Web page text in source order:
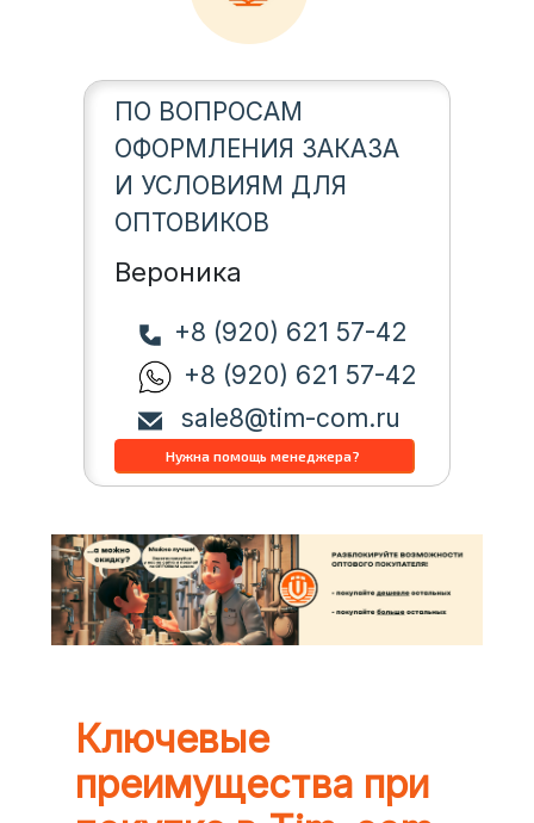
ПО ВОПРОСАМ
ОФОРМЛЕНИЯ ЗАКАЗА
И УСЛОВИЯМ ДЛЯ
ОПТОВИКОВ
Вероника
+8 (920) 621 57-42
+8 (920) 621 57-42
sale8@tim-com.ru
Ключевые
преимущества при